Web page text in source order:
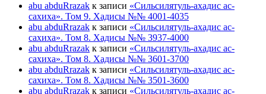
abu abduRrazak к записи «Сильсилятуль-ахадис ас-
сахиха». Том 9. Хадисы №№ 4001-4035
abu abduRrazak к записи «Сильсилятуль-ахадис ас-
сахиха». Том 8. Хадисы №№ 3937-4000
abu abduRrazak к записи «Сильсилятуль-ахадис ас-
сахиха». Том 8. Хадисы №№ 3601-3700
abu abduRrazak к записи «Сильсилятуль-ахадис ас-
сахиха». Том 8. Хадисы №№ 3501-3600
abu abduRrazak к записи «Сильсилятуль-ахадис ас-